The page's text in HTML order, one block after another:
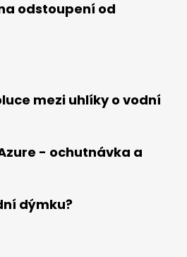
odstoupení od
mezi uhlíky o vodní
- ochutnávka a
dýmku?